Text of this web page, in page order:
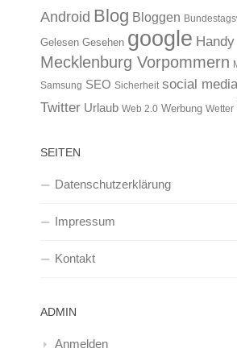
Android Blog Bloggen
Gelesen Gesehen google Handy
Mecklenburg Vorpommern
Samsung SEO Sicherheit social media
Twitter Urlaub Web 2.0 Werbung Wetter
SEITEN
Datenschutzerklärung
Impressum
Kontakt
ADMIN
Anmelden